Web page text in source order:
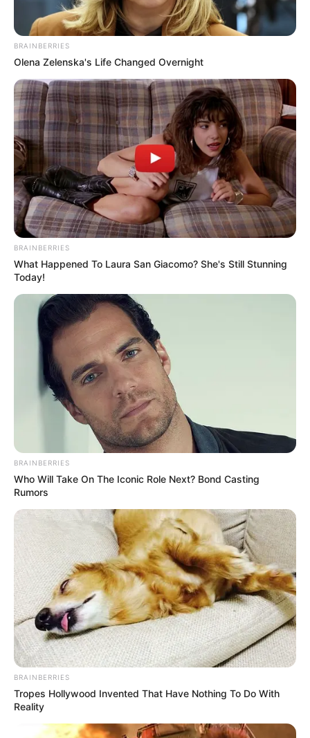
diferente.
A Dab of Glue Will Do
BRAINBERRIES
Olena Zelenska's Life Changed Overnight
BRAINBERRIES
What Happened To Laura San Giacomo? She's Still Stunning
Today!
BRAINBERRIES
Who Will Take On The Iconic Role Next? Bond Casting
Rumors
BRAINBERRIES
Tropes Hollywood Invented That Have Nothing To Do With
Reality
Save